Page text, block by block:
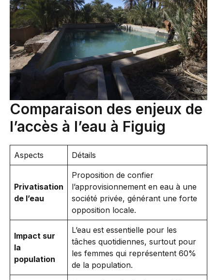
Comparaison des enjeux de
l’accès à l’eau à Figuig
Aspects Détails
Privatisation
de l’eau
Proposition de confier
l’approvisionnement en eau à une
société privée, générant une forte
opposition locale.
Impact sur
la
population
L’eau est essentielle pour les
tâches quotidiennes, surtout pour
les femmes qui représentent 60%
de la population.